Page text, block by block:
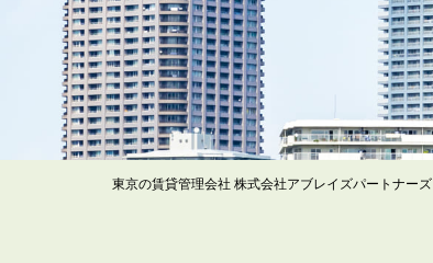
東京の賃貸管理会社 株式会社アブレイズパートナーズ